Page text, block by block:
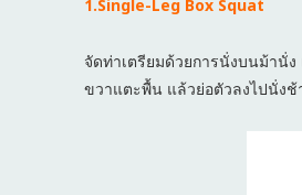
1.Single-Leg Box Squat
จัดท่าเตรียมด้วยการนั่งบนม้านั่
ขวาแตะพื้น แล้วย่อตัวลงไปนั่งช้